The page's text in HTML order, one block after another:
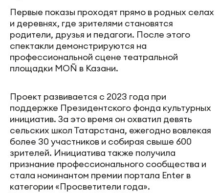
Первые показы проходят прямо в родных селах
и деревнях, где зрителями становятся
родители, друзья и педагоги. После этого
спектакли демонстрируются на
профессиональной сцене театральной
площадки MOÑ в Казани.
Проект развивается с 2023 года при
поддержке Президентского фонда культурных
инициатив. За это время он охватил девять
сельских школ Татарстана, ежегодно вовлекая
более 30 участников и собирая свыше 600
зрителей. Инициатива также получила
признание профессионального сообщества и
стала номинантом премии портала Enter в
категории «Просветители года».